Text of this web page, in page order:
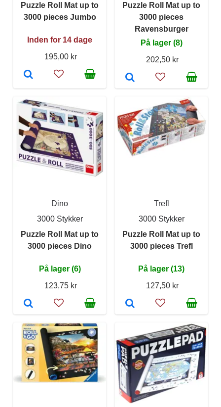
Puzzle Roll Mat up to
3000 pieces Jumbo
Inden for 14 dage
195,00 kr
Puzzle Roll Mat up to
3000 pieces
Ravensburger
På lager (8)
202,50 kr
Dino
3000 Stykker
Puzzle Roll Mat up to
3000 pieces Dino
På lager (6)
123,75 kr
Trefl
3000 Stykker
Puzzle Roll Mat up to
3000 pieces Trefl
På lager (13)
127,50 kr